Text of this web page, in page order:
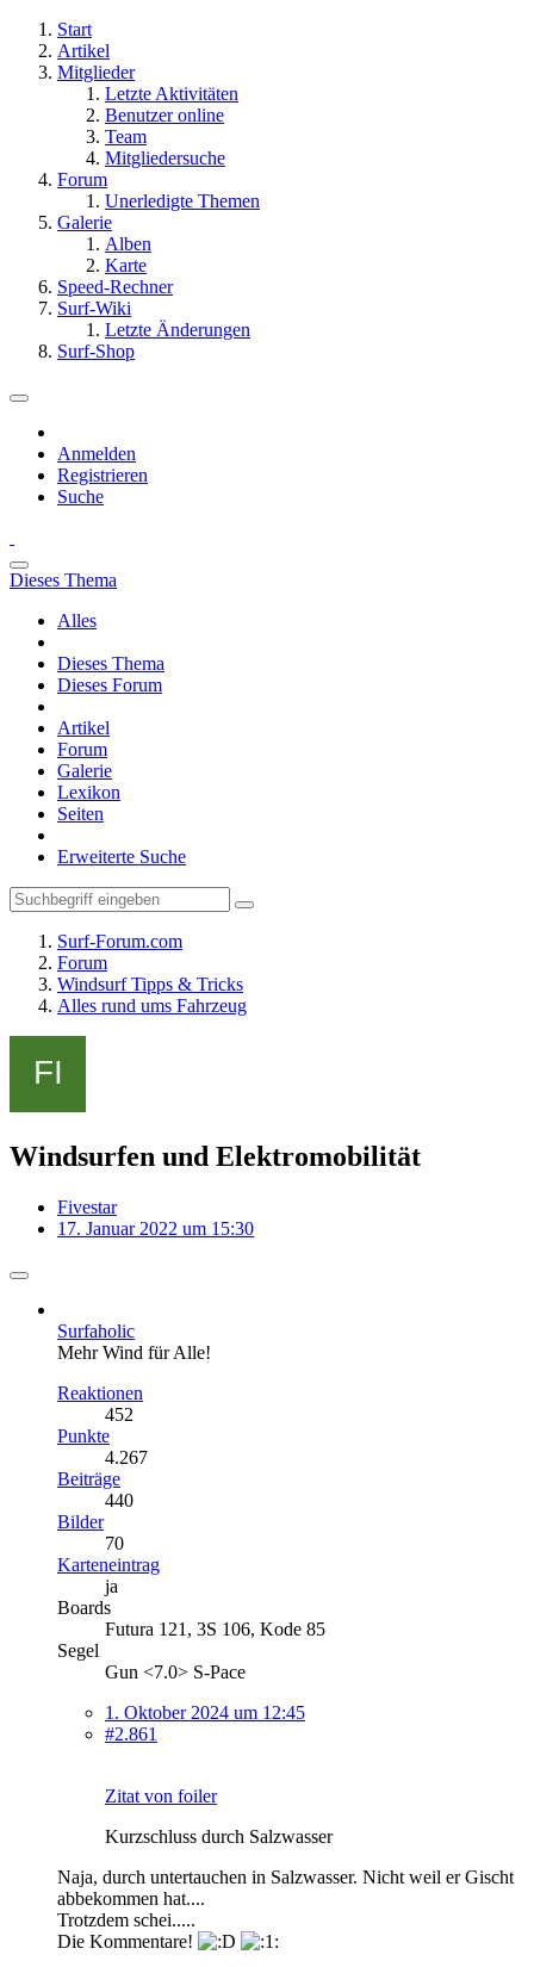
Start
Artikel
Mitglieder
Letzte Aktivitäten
Benutzer online
Team
Mitgliedersuche
Forum
Unerledigte Themen
Galerie
Alben
Karte
Speed-Rechner
Surf-Wiki
Letzte Änderungen
Surf-Shop
Anmelden
Registrieren
Suche
Dieses Thema
Alles
Dieses Thema
Dieses Forum
Artikel
Forum
Galerie
Lexikon
Seiten
Erweiterte Suche
Surf-Forum.com
Forum
Windsurf Tipps & Tricks
Alles rund ums Fahrzeug
Windsurfen und Elektromobilität
Fivestar
17. Januar 2022 um 15:30
Surfaholic
Mehr Wind für Alle!
Reaktionen
452
Punkte
4.267
Beiträge
440
Bilder
70
Karteneintrag
ja
Boards
Futura 121, 3S 106, Kode 85
Segel
Gun <7.0> S-Pace
1. Oktober 2024 um 12:45
#2.861
Zitat von foiler
Kurzschluss durch Salzwasser
Naja, durch untertauchen in Salzwasser. Nicht weil er Gischt
abbekommen hat....
Trotzdem schei.....
Die Kommentare!